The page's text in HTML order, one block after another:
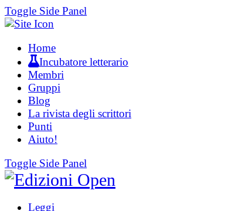
Toggle Side Panel
Home
Incubatore letterario
Membri
Gruppi
Blog
La rivista degli scrittori
Punti
Aiuto!
Toggle Side Panel
Leggi